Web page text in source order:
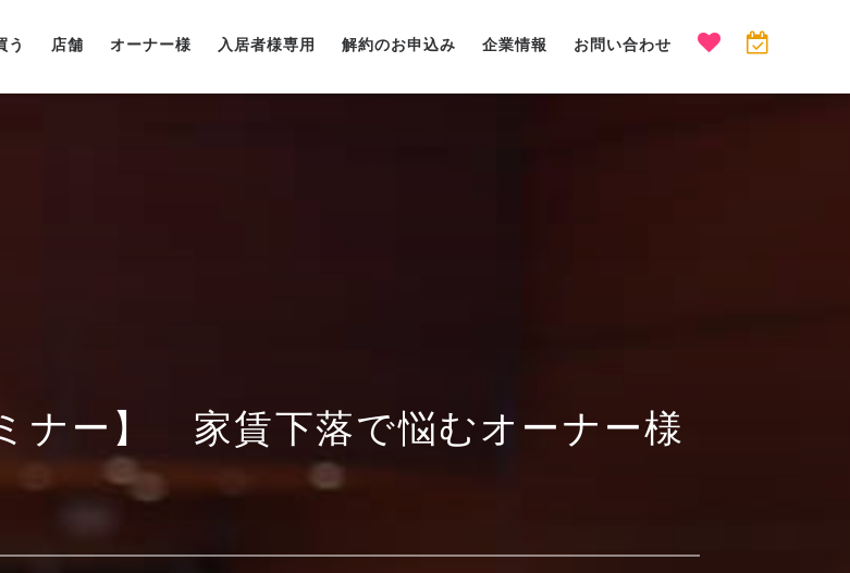
う 店舗 オーナー様 入居者様専用 解約のお申込み 企業情報 お問い合わせ
ナー】 家賃下落で悩むオーナー様